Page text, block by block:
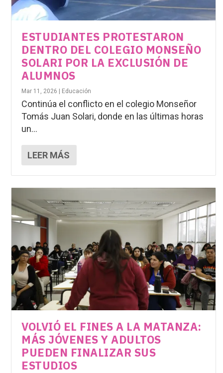
ESTUDIANTES PROTESTARON
DENTRO DEL COLEGIO MONSEÑO
SOLARI POR LA EXCLUSIÓN DE
ALUMNOS
Mar 11, 2026 Educación
Continúa el conflicto en el colegio Monseñor
Tomás Juan Solari, donde en las últimas horas
un...
LEER MÁS
VOLVIÓ EL FINES A LA MATANZA:
MÁS JÓVENES Y ADULTOS
PUEDEN FINALIZAR SUS
ESTUDIOS